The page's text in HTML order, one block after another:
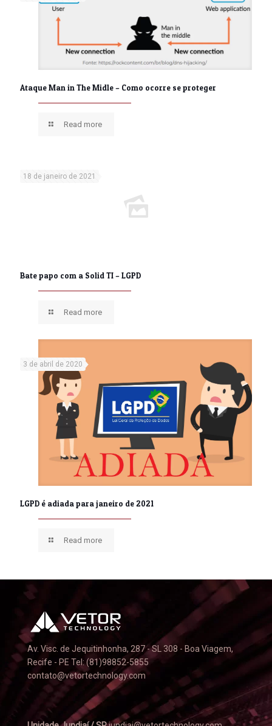
Ataque Man in The Midle – Como ocorre se proteger
Read more
18 de janeiro de 2021
Bate papo com a Solid TI – LGPD
Read more
3 de abril de 2020
LGPD é adiada para janeiro de 2021
Read more
Av. Visc. de Jequitinhonha, 287 - SL 308 - Boa Viagem,
Recife - PE Tel: (81)98852-5855
contato@vetortechnology.com